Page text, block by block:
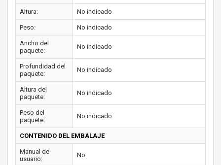
Altura: No indicado
Peso: No indicado
Ancho del
paquete:
No indicado
Profundidad del
paquete:
No indicado
Altura del
paquete:
No indicado
Peso del
paquete:
No indicado
CONTENIDO DEL EMBALAJE
Manual de
usuario:
No